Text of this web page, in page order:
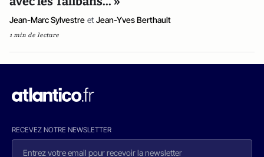
Jean-Marc Sylvestre et Jean-Yves Berthault
1 min de lecture
RECEVEZ NOTRE NEWSLETTER